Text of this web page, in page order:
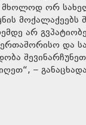
ორ
მოქალაქეებს
არ
და
–